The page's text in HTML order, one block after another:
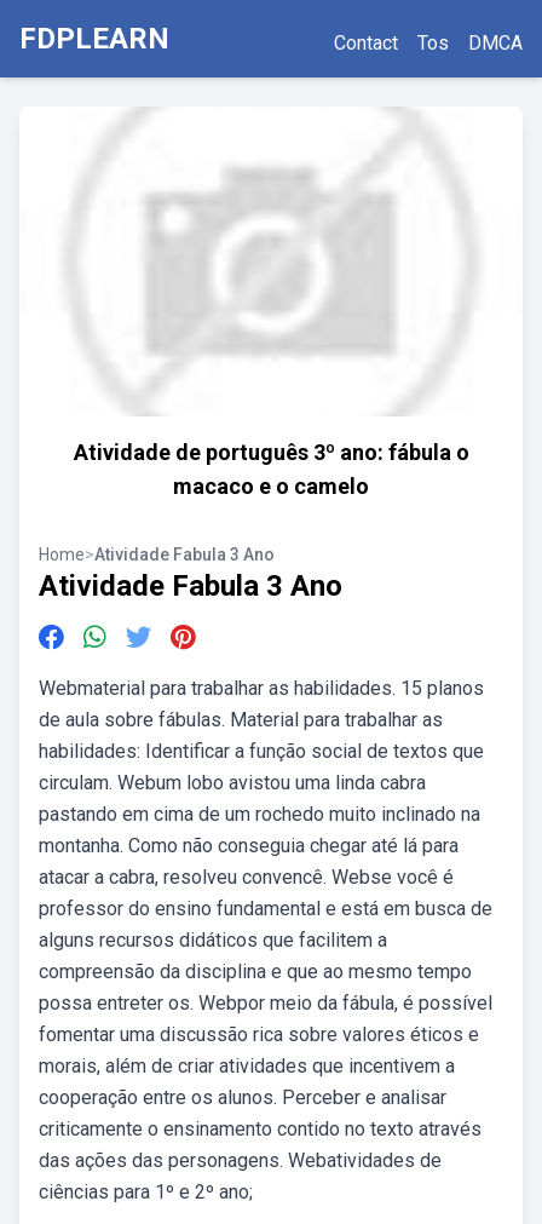
FDPLEARN Contact Tos DMCA
Atividade de português 3º ano: fábula o
macaco e o camelo
Home>Atividade Fabula 3 Ano
Atividade Fabula 3 Ano
Webmaterial para trabalhar as habilidades. 15 planos
de aula sobre fábulas. Material para trabalhar as
habilidades: Identificar a função social de textos que
circulam. Webum lobo avistou uma linda cabra
pastando em cima de um rochedo muito inclinado na
montanha. Como não conseguia chegar até lá para
atacar a cabra, resolveu convencê. Webse você é
professor do ensino fundamental e está em busca de
alguns recursos didáticos que facilitem a
compreensão da disciplina e que ao mesmo tempo
possa entreter os. Webpor meio da fábula, é possível
fomentar uma discussão rica sobre valores éticos e
morais, além de criar atividades que incentivem a
cooperação entre os alunos. Perceber e analisar
criticamente o ensinamento contido no texto através
das ações das personagens. Webatividades de
ciências para 1º e 2º ano;